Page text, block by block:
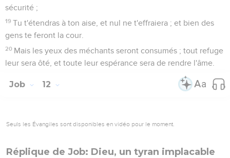
sécurité ;
19 Tu t'étendras à ton aise, et nul ne t'effraiera ; et bien des
gens te feront la cour.
20 Mais les yeux des méchants seront consumés ; tout refuge
leur sera ôté, et toute leur espérance sera de rendre l'âme.
Job 12
Seuls les Évangiles sont disponibles en vidéo pour le moment.
Réplique de Job: Dieu, un tyran implacable